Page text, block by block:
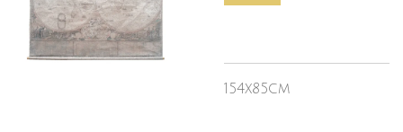
154x85cm